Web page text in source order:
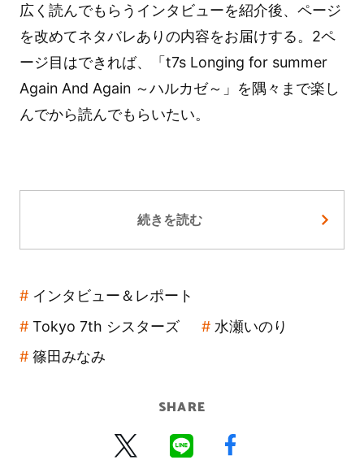
広く読んでもらうインタビューを紹介後、ページ
を改めてネタバレありの内容をお届けする。2ペ
ージ目はできれば、「t7s Longing for summer
Again And Again ～ハルカゼ～」を隅々まで楽し
んでから読んでもらいたい。
続きを読む
インタビュー＆レポート
Tokyo 7th シスターズ
水瀬いのり
篠田みなみ
SHARE